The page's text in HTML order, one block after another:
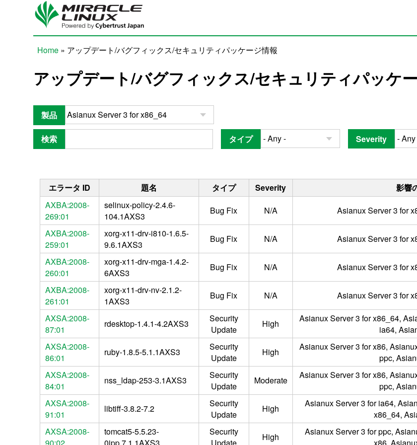
Skip to main content
Home » アップデート/バグフィックス/セキュリティパッケージ情報
アップデート/バグフィックス/セキュリティパッケ
製品
検索 タイプ Severity
エラータ ID 題名 タイプ Severity 影響
AXBA:2008-
269:01
selinux-policy-2.4.6-
104.1AXS3
Bug Fix N/A Asianux Server 3 for
AXBA:2008-
259:01
xorg-x11-drv-i810-1.6.5-
9.6.1AXS3
Bug Fix N/A Asianux Server 3 for
AXBA:2008-
260:01
xorg-x11-drv-mga-1.4.2-
6AXS3
Bug Fix N/A Asianux Server 3 for
AXBA:2008-
261:01
xorg-x11-drv-nv-2.1.2-
1AXS3
Bug Fix N/A Asianux Server 3 for
AXSA:2008-
87:01
rdesktop-1.4.1-4.2AXS3
Security
Update
High
Asianux Server 3 for x86_64,
ia64,
AXSA:2008-
86:01
ruby-1.8.5-5.1.1AXS3
Security
Update
High
Asianux Server 3 for x86,
ppc,
AXSA:2008-
84:01
nss_ldap-253-3.1AXS3
Security
Update
Moderate
Asianux Server 3 for x86,
ppc,
AXSA:2008-
91:01
libtiff-3.8.2-7.2
Security
Update
High
Asianux Server 3 for ia64,
x86_64,
AXSA:2008-
90:02
tomcat5-5.5.23-
0jpp.7.1.1AXS3
Security
Update
High
Asianux Server 3 for ppc,
x86,